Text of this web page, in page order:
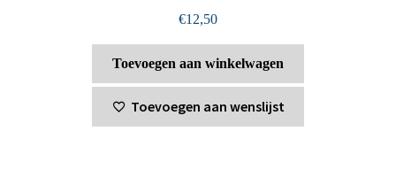
€12,50
Toevoegen aan winkelwagen
Toevoegen aan wenslijst